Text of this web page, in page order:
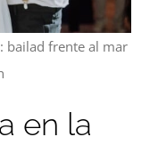
bailad frente al mar
en la